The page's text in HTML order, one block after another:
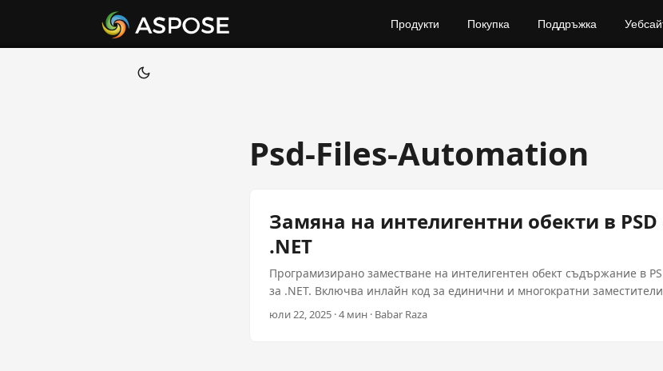
Продукти Покупка Поддръжка
Psd-Files-Automation
Замяна на интелигентни обекти в PSD
.NET
Програмизирано заместване на интелигентен обект съдържание в
за .NET. Включва инлайн код за единични и многократни
юли 22, 2025 · 4 мин · Babar Raza